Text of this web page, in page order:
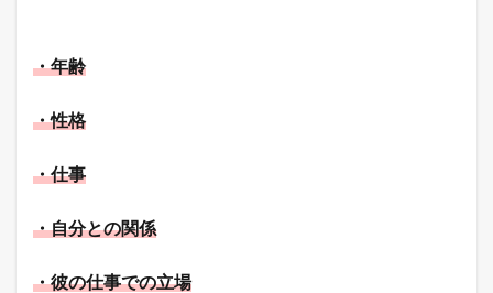
・年齢
・性格
・仕事
・自分との関係
・彼の仕事での立場